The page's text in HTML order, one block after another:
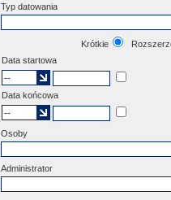
Typ datowania
Krótkie
Data startowa
Data końcowa
Osoby
Administrator